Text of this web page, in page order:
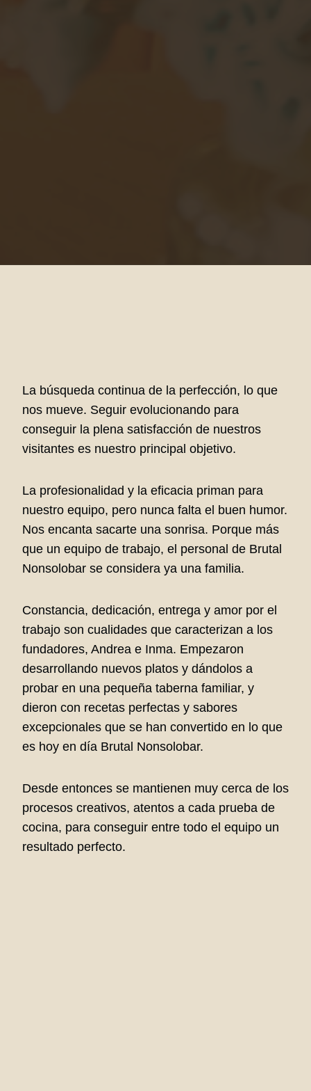
La búsqueda continua de la perfección, lo que
nos mueve. Seguir evolucionando para
conseguir la plena satisfacción de nuestros
visitantes es nuestro principal objetivo.
La profesionalidad y la eficacia priman para
nuestro equipo, pero nunca falta el buen humor.
Nos encanta sacarte una sonrisa. Porque más
que un equipo de trabajo, el personal de Brutal
Nonsolobar se considera ya una familia.
Constancia, dedicación, entrega y amor por el
trabajo son cualidades que caracterizan a los
fundadores, Andrea e Inma. Empezaron
desarrollando nuevos platos y dándolos a
probar en una pequeña taberna familiar, y
dieron con recetas perfectas y sabores
excepcionales que se han convertido en lo que
es hoy en día Brutal Nonsolobar.
Desde entonces se mantienen muy cerca de los
procesos creativos, atentos a cada prueba de
cocina, para conseguir entre todo el equipo un
resultado perfecto.